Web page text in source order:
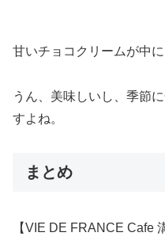
甘いチョコクリームが中
うん、美味しいし、季節
すよね。
まとめ
【VIE DE FRANCE Cafe